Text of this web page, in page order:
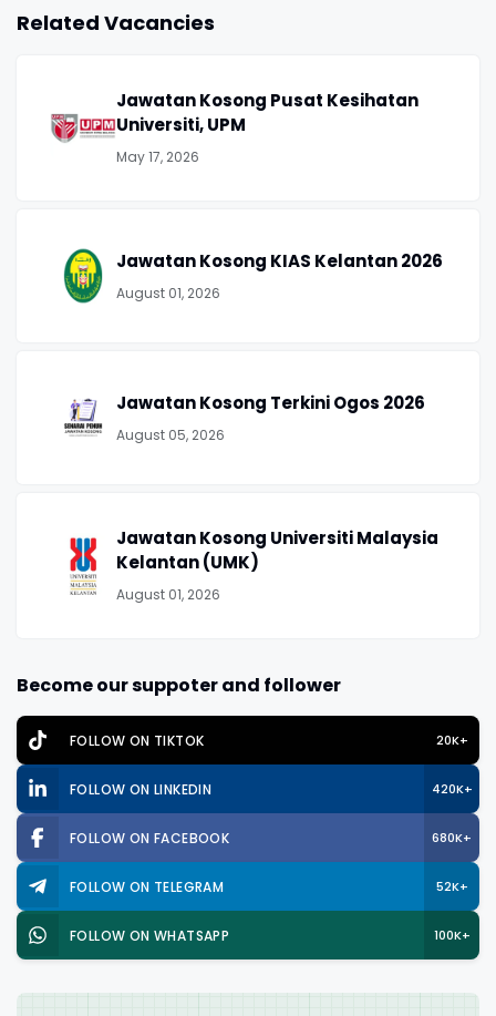
Related Vacancies
Jawatan Kosong Pusat Kesihatan
Universiti, UPM
May 17, 2026
Jawatan Kosong KIAS Kelantan 2026
August 01, 2026
Jawatan Kosong Terkini Ogos 2026
August 05, 2026
Jawatan Kosong Universiti Malaysia
Kelantan (UMK)
August 01, 2026
Become our suppoter and follower
FOLLOW ON TIKTOK 20K+
FOLLOW ON LINKEDIN 420K+
FOLLOW ON FACEBOOK 680K+
FOLLOW ON TELEGRAM 52K+
FOLLOW ON WHATSAPP 100K+